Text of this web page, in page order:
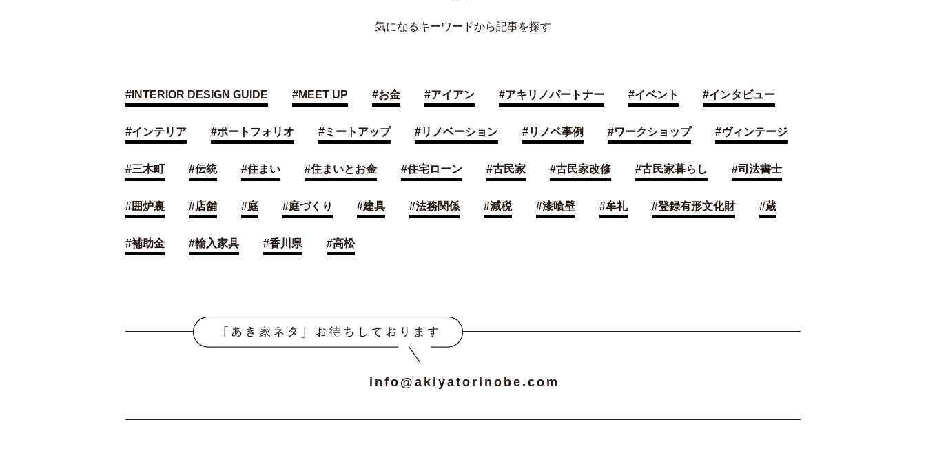
気になるキーワードから記事を探す
# INTERIOR DESIGN GUIDE #MEET UP #お金 #アイアン #アキリノパートナー #イベント #インタビュー
#インテリア #ポートフォリオ #ミートアップ #リノベーション #リノベ事例 #ワークショップ #ヴィンテージ
#三木町 #伝統 #住まい #住まいとお金 #住宅ローン #古民家 #古民家改修 #古民家暮らし #司法書士
#囲炉裏 #店舗 #庭 #庭づくり #建具 #法務関係 #減税 #漆喰壁 #牟礼 #登録有形文化財 #蔵
#補助金 #輸入家具 #香川県 #高松
info@akiyatorinobe.com